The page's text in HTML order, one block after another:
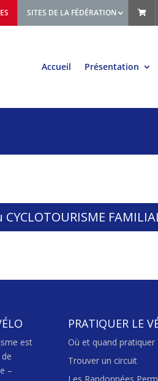
SITES DE LA FÉDÉRATION
Accueil Présentation
est
–
PRATIQUER LE
Où et quand pratiquer
Trouver un circuit